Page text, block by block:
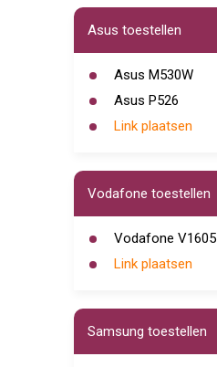
Asus toestellen
Asus M530W
Asus P526
Link plaatsen
Vodafone toestellen
Vodafone V1605
Link plaatsen
Samsung toestellen